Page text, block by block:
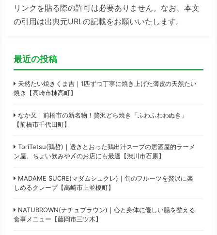
リンクを貼る際の許可は必要ありません。なお、本文
の引用は出典元URLの記載をお願いいたします。
最近の投稿
天然たい焼きくま吉｜1匹ずつ丁寧に焼き上げた薄皮の天然たい
焼き【高崎市棟高町】
なか又｜前橋市の新名物！贅沢どら焼き「ふわふわわぬき」
【前橋市千代田町】
ToriTetsu(鶏哲)｜透きとおった鶏出汁スープの居酒屋的ラーメ
ン屋。ちょい飲みや〆のお店にも最適【渋川市石原】
MADAME SUCRE(マダムシュクレ)｜旬のフルーツを贅沢に楽
しめるクレープ【高崎市上並榎町】
NATUBROWN(ナチュブラウン)｜心と身体に優しい腸を整える
食事メニュー【藤岡市三ツ木】